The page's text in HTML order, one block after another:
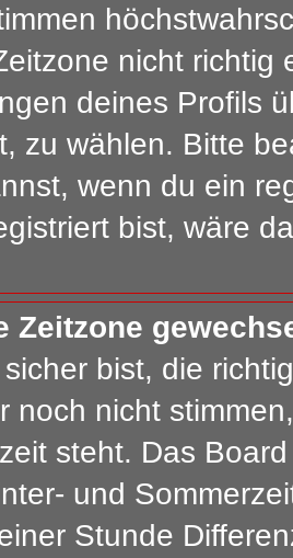
nicht richtig
deines Profils
zu wählen. Bitte
wenn du ein
bist, wäre
Zeitzone
bist, die
noch nicht
steht. Das
und
Stunde